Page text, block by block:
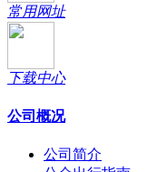
常用网址
下载中心
公司概况
公司简介